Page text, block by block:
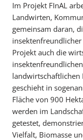
Im Projekt FInAL
Landwirten,
gemeinsam daran,
Projekt auch die
landwirtschaftlichen
geschieht in
Fläche von 900
werden im
getestet,
Vielfalt, Biomasse